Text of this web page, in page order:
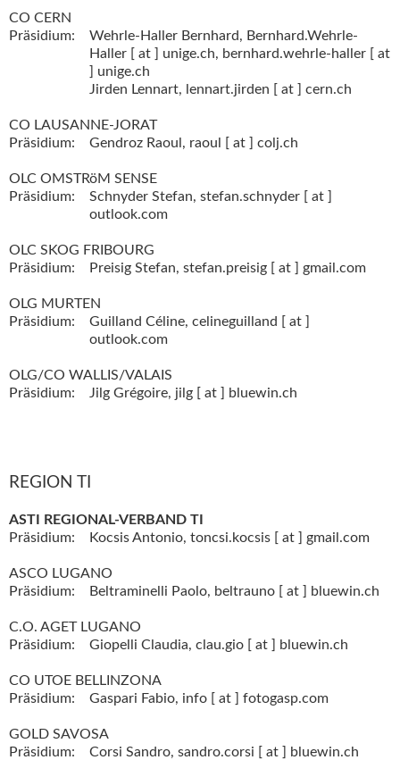
CO CERN
Präsidium:
Wehrle-Haller Bernhard, Bernhard.Wehrle-
Haller [ at ] unige.ch, bernhard.wehrle-haller [ at
] unige.ch
Jirden Lennart, lennart.jirden [ at ] cern.ch
CO LAUSANNE-JORAT
Präsidium:
Gendroz Raoul, raoul [ at ] colj.ch
OLC OMSTRöM SENSE
Präsidium:
Schnyder Stefan, stefan.schnyder [ at ]
outlook.com
OLC SKOG FRIBOURG
Präsidium:
Preisig Stefan, stefan.preisig [ at ] gmail.com
OLG MURTEN
Präsidium:
Guilland Céline, celineguilland [ at ]
outlook.com
OLG/CO WALLIS/VALAIS
Präsidium:
Jilg Grégoire, jilg [ at ] bluewin.ch
REGION TI
ASTI REGIONAL-VERBAND TI
Präsidium:
Kocsis Antonio, toncsi.kocsis [ at ] gmail.com
ASCO LUGANO
Präsidium:
Beltraminelli Paolo, beltrauno [ at ] bluewin.ch
C.O. AGET LUGANO
Präsidium:
Giopelli Claudia, clau.gio [ at ] bluewin.ch
CO UTOE BELLINZONA
Präsidium:
Gaspari Fabio, info [ at ] fotogasp.com
GOLD SAVOSA
Präsidium:
Corsi Sandro, sandro.corsi [ at ] bluewin.ch